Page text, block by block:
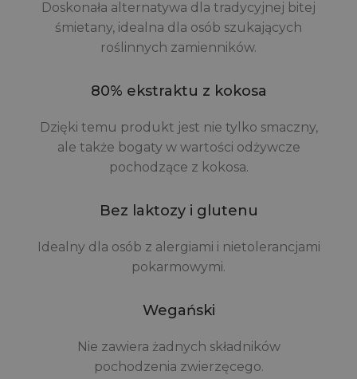
Doskonała alternatywa dla tradycyjnej bitej
śmietany, idealna dla osób szukających
roślinnych zamienników.
80% ekstraktu z kokosa
Dzięki temu produkt jest nie tylko smaczny,
ale także bogaty w wartości odżywcze
pochodzące z kokosa.
Bez laktozy i glutenu
Idealny dla osób z alergiami i nietolerancjami
pokarmowymi.
Wegański
Nie zawiera żadnych składników
pochodzenia zwierzęcego.